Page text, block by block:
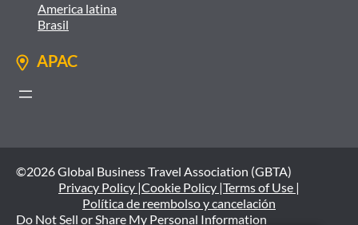
America latina
Brasil
APAC
©2026 Global Business Travel Association (GBTA)
Privacy Policy |Cookie Policy |Terms of Use |
Política de reembolso y cancelación
Do Not Sell or Share My Personal Information